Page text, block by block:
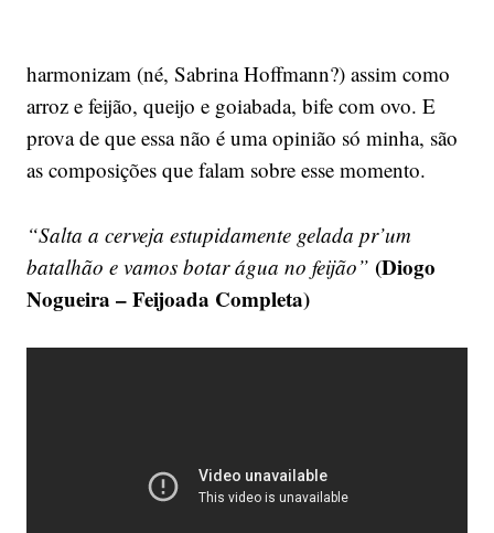
harmonizam (né, Sabrina Hoffmann?) assim como
arroz e feijão, queijo e goiabada, bife com ovo. E
prova de que essa não é uma opinião só minha, são
as composições que falam sobre esse momento.
“Salta a cerveja estupidamente gelada pr’um
batalhão e vamos botar água no feijão” (Diogo
Nogueira – Feijoada Completa)